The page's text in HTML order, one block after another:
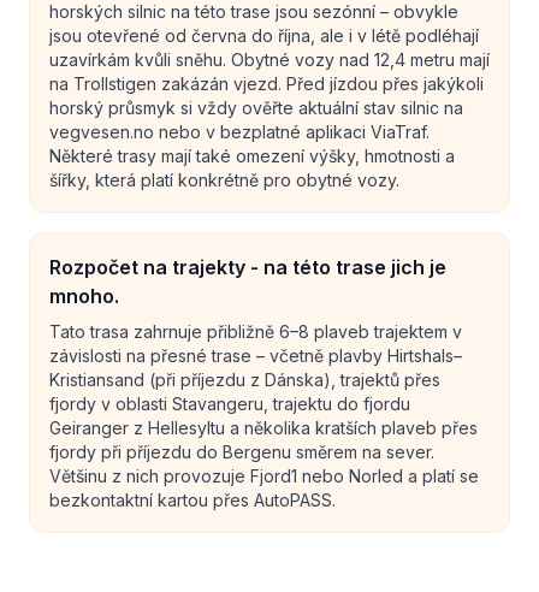
horských silnic na této trase jsou sezónní – obvykle
jsou otevřené od června do října, ale i v létě podléhají
uzavírkám kvůli sněhu. Obytné vozy nad 12,4 metru mají
na Trollstigen zakázán vjezd. Před jízdou přes jakýkoli
horský průsmyk si vždy ověřte aktuální stav silnic na
vegvesen.no nebo v bezplatné aplikaci ViaTraf.
Některé trasy mají také omezení výšky, hmotnosti a
šířky, která platí konkrétně pro obytné vozy.
Rozpočet na trajekty - na této trase jich je
mnoho.
Tato trasa zahrnuje přibližně 6–8 plaveb trajektem v
závislosti na přesné trase – včetně plavby Hirtshals–
Kristiansand (při příjezdu z Dánska), trajektů přes
fjordy v oblasti Stavangeru, trajektu do fjordu
Geiranger z Hellesyltu a několika kratších plaveb přes
fjordy při příjezdu do Bergenu směrem na sever.
Většinu z nich provozuje Fjord1 nebo Norled a platí se
bezkontaktní kartou přes AutoPASS.